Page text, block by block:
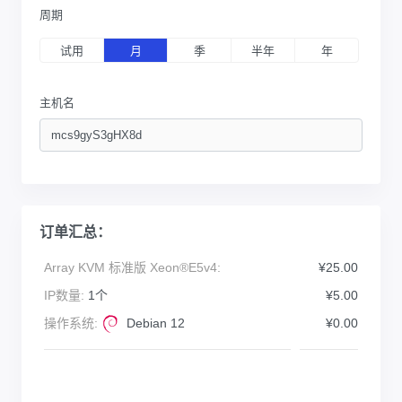
周期
试用 月 季 半年 年
主机名
订单汇总：
Array KVM 标准版 Xeon®E5v4:
¥25.00
IP数量: 1个
¥5.00
操作系统:
Debian 12 ¥0.00